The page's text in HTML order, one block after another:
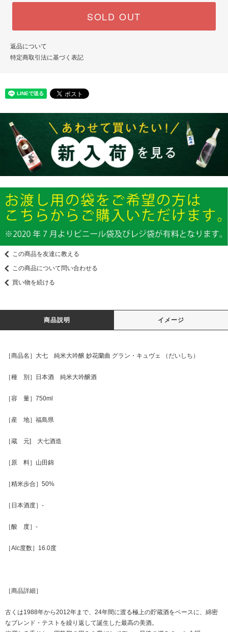
SOLD OUT
返品について
特定商取引法に基づく表記
この商品を友達に教える
この商品について問い合わせる
買い物を続ける
商品説明 イメージ
［商品名］大七 純米大吟醸 妙花蘭曲 グラン・キュヴェ （だいしち）
［種 別］日本酒 純米大吟醸酒
［容 量］750ml
［産 地］福島県
［蔵 元] 大七酒造
［原 料］山田錦
［精米歩合］50%
［日本酒度］-
［酸 度］-
［Alc度数］16.0度
［商品詳細］
古くは1988年から2012年まで、24年間に渡る極上の貯蔵酒をベースに、綿密
なブレンド・テストを繰り返して誕生した最高の美酒。